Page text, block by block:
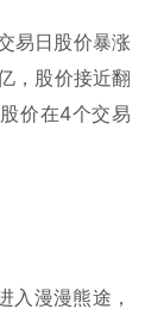
易日股价暴涨
，股价接近翻
价在4个交易
入漫漫熊途，